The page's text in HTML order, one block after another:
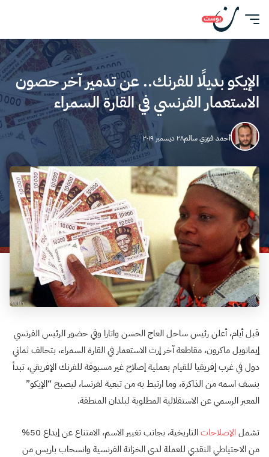
الإيكو بديلًا للفرنك.. عن تدمير آخر حصون
الاستعمار الفرنسي في القارة السمراء
أحمد فوزي سالم٢٨ ديسمبر ٢٠١٩
قبل أيام، أعلن رئيس ساحل العاج الحسن واتارا وفي حضور الرئيس الفرنسي
إيمانويل ماكرون، مقاطعة آخر إرث الاستعمار في القارة السمراء، بتحالف ثماني
دول في غرب إفريقيا للقيام بعملية إصلاح غير مسبوقة للفرنك الإفريقي، تبدأ
بنسف اسمه من الذاكرة، وما ارتبط به من تبعية لفرنسا، ليصبح “الإيكو”
المعبر الرسمي عن الاستقلالية المطلوبة لبلدان المنطقة.
تشملالإصلاحات
التاريخية، بجانب تغيير الاسم، الامتناع عن إيداع 50%
من الاحتياطي النقدي للعملة لدى الخزانة الفرنسية وانسحاب باريس من